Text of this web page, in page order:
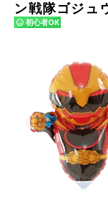
ン戦隊ゴジュ
初心者OK